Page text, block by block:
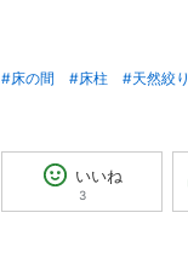
#床の間 #床柱 #天然絞り
いいね
3